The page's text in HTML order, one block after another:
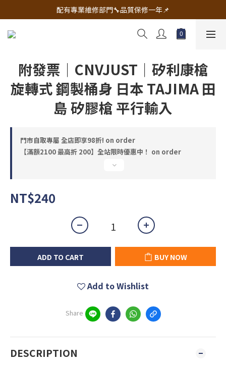
🔧電動工具&五金唯一首選 宇慶五金網拍🔧
配有專業維修部門🔧品質保修一年📌
🔧電動工具&五金唯一首選 宇慶五金網拍🔧
附發票｜CNVJUST｜矽利康槍
旋轉式 鋼製桶身 日本 TAJIMA 田
島 矽膠槍 平行輸入
門市自取專屬 全店即享98折! on order
【滿額2100 最高折 200】全站限時優惠中！ on order
NT$240
ADD TO CART BUY NOW
Add to Wishlist
Share
DESCRIPTION